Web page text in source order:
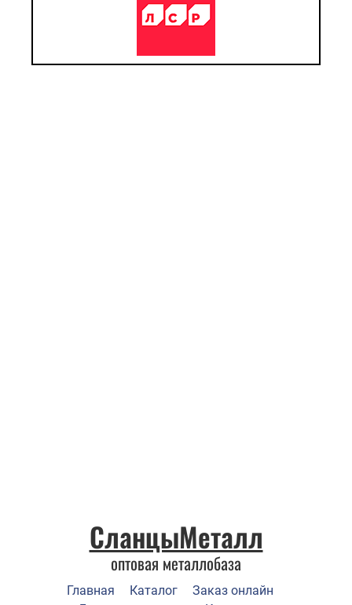
СланцыМеталл
оптовая металлобаза
Главная Каталог
Заказ онлайн